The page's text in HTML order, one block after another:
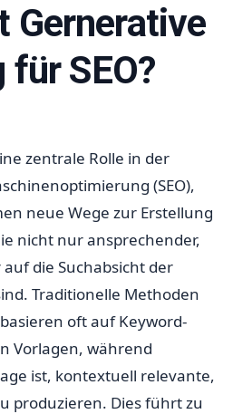
Gernerative
SEO?
zentrale Rolle in der
(SEO),
neue Wege zur Erstellung
nicht nur ansprechender,
die Suchabsicht der
Traditionelle Methoden
oft auf Keyword-
Vorlagen, während
ist, kontextuell relevante,
produzieren. Dies führt zu